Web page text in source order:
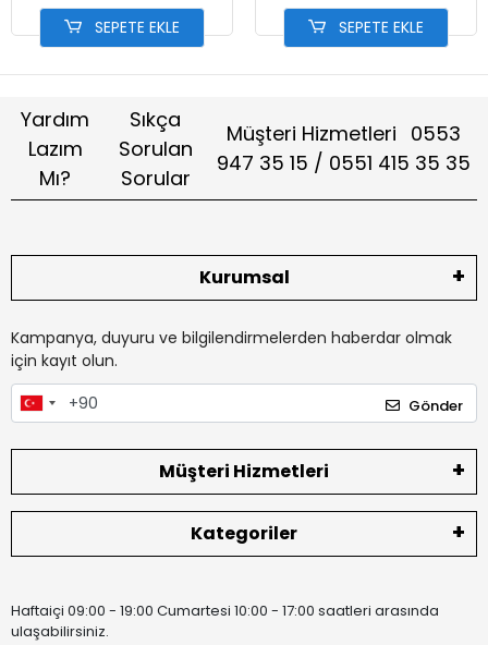
SEPETE EKLE SEPETE EKLE
Yardım
Lazım
Mı?
Sıkça
Sorulan
Sorular
Müşteri Hizmetleri 0553
947 35 15 / 0551 415 35 35
Kurumsal
Kampanya, duyuru ve bilgilendirmelerden haberdar olmak
için kayıt olun.
Gönder
Müşteri Hizmetleri
Kategoriler
Haftaiçi 09:00 - 19:00 Cumartesi 10:00 - 17:00 saatleri arasında
ulaşabilirsiniz.